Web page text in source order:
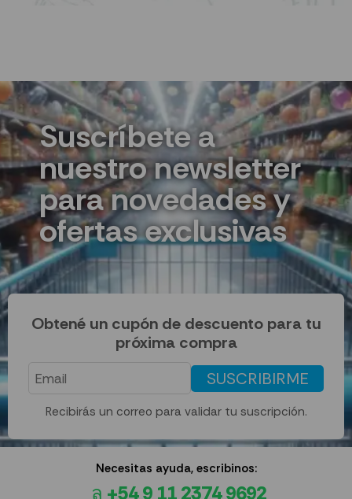
Suscríbete a
nuestro newsletter
para novedades y
ofertas exclusivas
Obtené un cupón de descuento para tu
próxima compra
SUSCRIBIRME
Recibirás un correo para validar tu suscripción.
Necesitas ayuda, escribinos:
+54 9 11 2374 9692